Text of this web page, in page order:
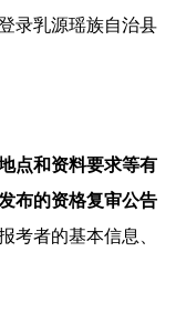
录乳源瑶族自治县
点和资料要求等有
布的资格复审公告
考者的基本信息、